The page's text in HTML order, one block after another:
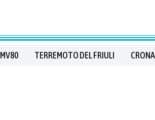
MV80 TERREMOTO DEL FRIULI